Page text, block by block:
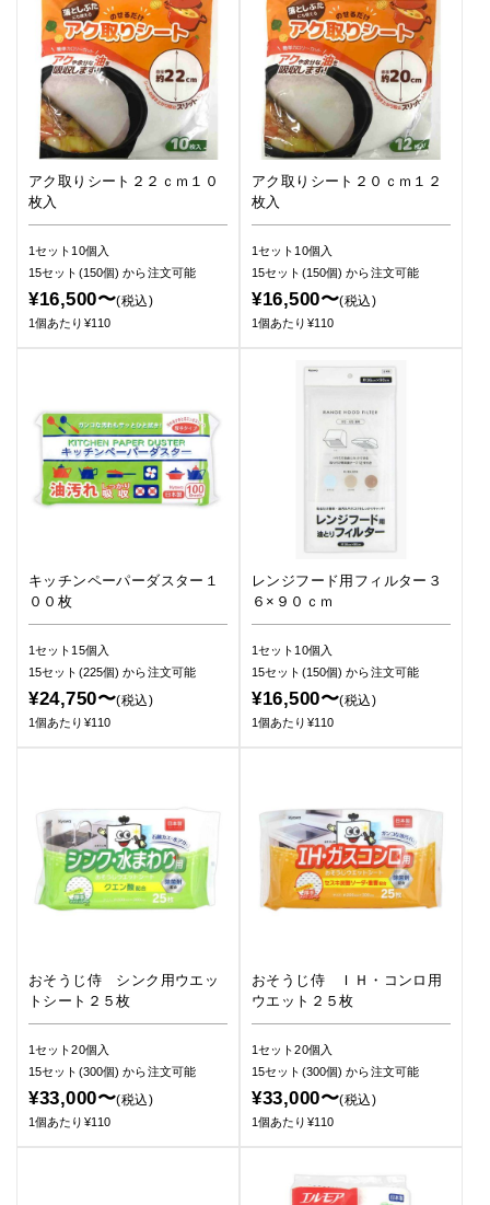
アク取りシート２２ｃｍ１０
枚入
1セット10個入
15セット(150個)から注文可能
¥16,500〜(税込)
1個あたり¥110
アク取りシート２０ｃｍ１２
枚入
1セット10個入
15セット(150個)から注文可能
¥16,500〜(税込)
1個あたり¥110
キッチンペーパーダスター１
００枚
1セット15個入
15セット(225個)から注文可能
¥24,750〜(税込)
1個あたり¥110
レンジフード用フィルター３
６×９０ｃｍ
1セット10個入
15セット(150個)から注文可能
¥16,500〜(税込)
1個あたり¥110
おそうじ侍 シンク用ウエッ
トシート２５枚
1セット20個入
15セット(300個)から注文可能
¥33,000〜(税込)
1個あたり¥110
おそうじ侍 ＩＨ・コンロ用
ウエット２５枚
1セット20個入
15セット(300個)から注文可能
¥33,000〜(税込)
1個あたり¥110